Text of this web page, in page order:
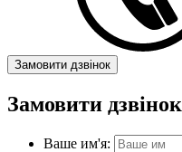
Замовити дзвінок
Замовити дзвінок
Ваше им'я: